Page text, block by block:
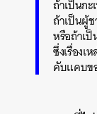
ถ้าเป็นก
ถ้าเป็นผู้
หรือถ้าเ
ซึ่งเรื่องเ
คับแคบข